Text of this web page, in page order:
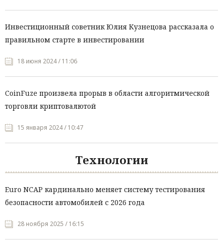
Инвестиционный советник Юлия Кузнецова рассказала о
правильном старте в инвестировании
18 июня 2024 / 11:06
CoinFuze произвела прорыв в области алгоритмической
торговли криптовалютой
15 января 2024 / 10:47
Технологии
Euro NCAP кардинально меняет систему тестирования
безопасности автомобилей с 2026 года
28 ноября 2025 / 16:15